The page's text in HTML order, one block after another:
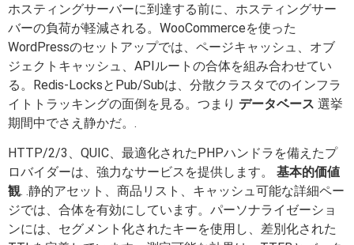
ホスティングサーバーに到達する前に、ホスティングサー
バーの負荷が軽減される。WooCommerceを使った
WordPressのセットアップでは、ページキャッシュ、オブ
ジェクトキャッシュ、APIルートの合体を組み合わせてい
る。Redis-LocksとPub/Subは、分散クラスタでのインフラ
イトトラッキングの面倒を見る。つまり データベース 選挙
期間中でさえ静かだ。.
HTTP/2/3、QUIC、最適化されたPHPハンドラを備えたプ
ロバイダーは、強力なサービスを提供します。 基本的価値
観. .静的アセット、商品リスト、キャッシュ可能な詳細ペー
ジでは、合体を有効にしています。パーソナライゼーショ
ンには、セグメント化されたキーを使用し、差別化された